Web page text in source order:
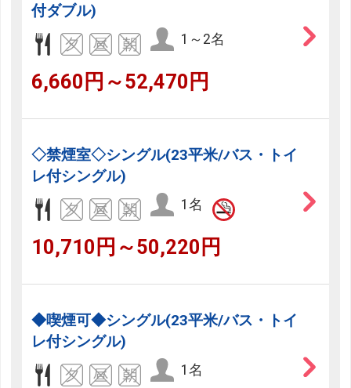
付ダブル)
1～2名
6,660円～52,470円
◇禁煙室◇シングル(23平米/バス・トイ
レ付シングル)
1名
10,710円～50,220円
◆喫煙可◆シングル(23平米/バス・トイ
レ付シングル)
1名